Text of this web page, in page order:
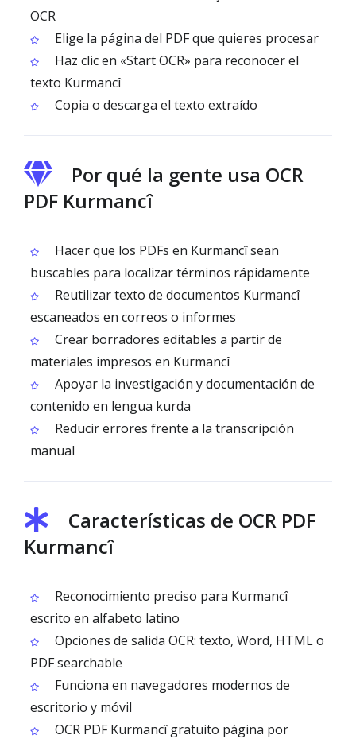
OCR
Elige la página del PDF que quieres procesar
Haz clic en «Start OCR» para reconocer el
texto Kurmancî
Copia o descarga el texto extraído
Por qué la gente usa OCR
PDF Kurmancî
Hacer que los PDFs en Kurmancî sean
buscables para localizar términos rápidamente
Reutilizar texto de documentos Kurmancî
escaneados en correos o informes
Crear borradores editables a partir de
materiales impresos en Kurmancî
Apoyar la investigación y documentación de
contenido en lengua kurda
Reducir errores frente a la transcripción
manual
Características de OCR PDF
Kurmancî
Reconocimiento preciso para Kurmancî
escrito en alfabeto latino
Opciones de salida OCR: texto, Word, HTML o
PDF searchable
Funciona en navegadores modernos de
escritorio y móvil
OCR PDF Kurmancî gratuito página por